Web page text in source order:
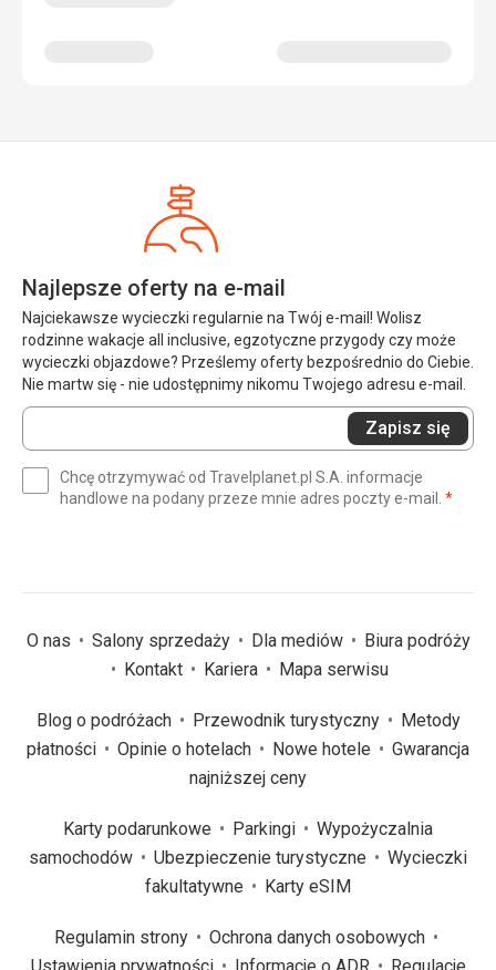
Najlepsze oferty na e-mail
Najciekawsze wycieczki regularnie na Twój e-mail! Wolisz
rodzinne wakacje all inclusive, egzotyczne przygody czy może
wycieczki objazdowe? Prześlemy oferty bezpośrednio do Ciebie.
Nie martw się - nie udostępnimy nikomu Twojego adresu e-mail.
Wprowadź
swój
(wymagane)
Zapisz się
Chcę otrzymywać od Travelplanet.pl S.A. informacje
handlowe na podany przeze mnie adres poczty e-mail. *
O nas Salony sprzedaży Dla mediów
Biura podróży
Kontakt
Kariera Mapa serwisu
Blog o podróżach Przewodnik turystyczny
Metody
płatności
Opinie o hotelach Nowe hotele
Gwarancja
najniższej ceny
Karty podarunkowe Parkingi
Wypożyczalnia
samochodów
Ubezpieczenie turystyczne
Wycieczki
fakultatywne
Karty eSIM
Regulamin strony
Ochrona danych osobowych